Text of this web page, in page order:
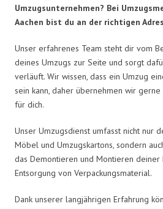
Umzugsunternehmen? Bei
Aachen bist du an der richtigen
Unser erfahrenes Team steht dir vom
deines Umzugs zur Seite und sorgt
verläuft. Wir wissen, dass ein Umzug
sein kann, daher übernehmen wir
für dich.
Unser Umzugsdienst umfasst nicht nur
Möbel und Umzugskartons, sondern
das Demontieren und Montieren
Entsorgung von Verpackungsmaterial.
Dank unserer langjährigen Erfahrung